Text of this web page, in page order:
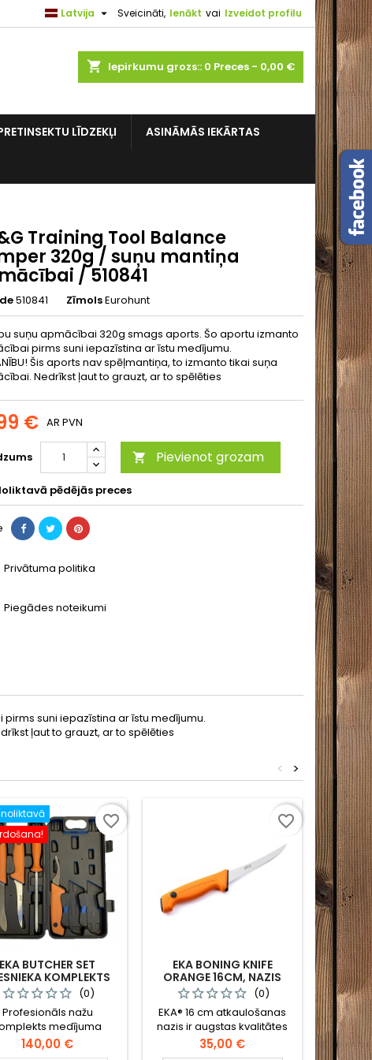
Sveicināti, Ienākt vai Izveidot profilu
Latvija 
shopping_cart Iepirkumu grozs:: 0 Preces - 0,00 €
LĪDZEKĻI ASINĀMĀS IEKĀRTAS
Training Tool Balance
320g / suņu mantiņa
/ 510841
510841 ZīmolsEurohunt
suņu apmācībai 320g smags aports. Šo aportu izmanto
pirms suni iepazīstina ar īstu medījumu.
Šis aports nav spēļmantiņa, to izmanto tikai suņa
Nedrīkst ļaut to grauzt, ar to spēlēties
€ AR PVN
 Pievienot grozam
pēdējās preces
Privātuma politika
Piegādes noteikumi
suni iepazīstina ar īstu medījumu.
ļaut to grauzt, ar to spēlēties
>
<
EKA BUTCHER SET
KOMPLEKTS
(0)
Profesionāls nažu
medījuma
sadalīšanai.
Cena
140,00 €
favorite_border
EKA BONING KNIFE
ORANGE 16CM, NAZIS
ATKAULOŠANAI / 30170
(0)
EKA® 16 cm atkaulošanas
nazis ir augstas kvalitātes
instruments ar šauru un
smailu asmeni, kas
Cena
35,00 €
favorite_border